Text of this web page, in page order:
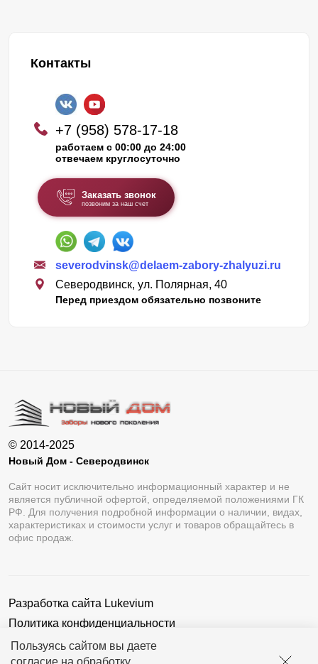
Пользуясь сайтом вы даете
согласие на обработку
Контакты
+7 (958) 578-17-18
работаем с 00:00 до 24:00
отвечаем круглосуточно
Заказать звонок
позвоним за наш счет
severodvinsk@delaem-zabory-zhalyuzi.ru
Северодвинск, ул. Полярная, 40
Перед приездом обязательно позвоните
© 2014-2025
Новый Дом - Северодвинск
Сайт носит исключительно информационный характер и не
является публичной офертой, определяемой положениями ГК
РФ. Для получения подробной информации о наличии, видах,
характеристиках и стоимости услуг и товаров обращайтесь в
офис продаж.
Разработка сайта Lukevium
Политика конфиденциальности
Пользовательское соглашение